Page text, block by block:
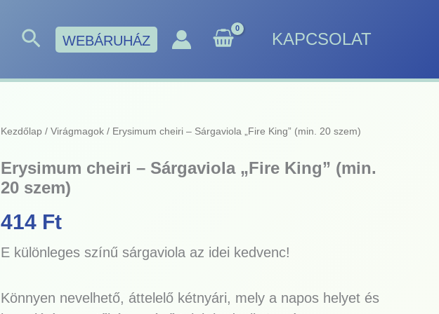
SearchWEBÁRUHÁZ KAPCSOLAT
Kezdőlap / Virágmagok / Erysimum cheiri – Sárgaviola „Fire King” (min. 20 szem)
Erysimum cheiri – Sárgaviola „Fire King” (min.
20 szem)
414 Ft
E különleges színű sárgaviola az idei kedvenc!
Könnyen nevelhető, áttelelő kétnyári, mely a napos helyet és
Erysimum
Sárgaviola
"Fire
(min.
20
mennyiség